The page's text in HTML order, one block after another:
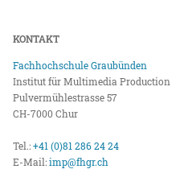
KONTAKT
Fachhochschule Graubünden
Institut für Multimedia Production
Pulvermühlestrasse 57
CH-7000 Chur
Tel.:+41 (0)81 286 24 24
E-Mail:imp@fhgr.ch